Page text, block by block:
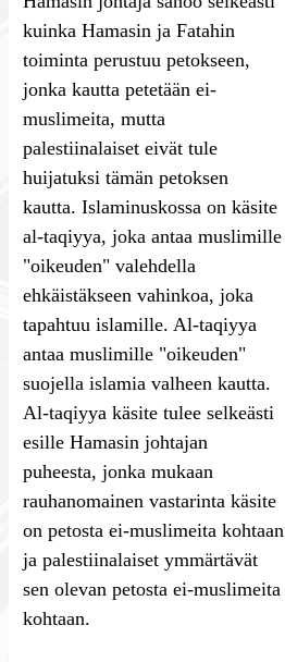
kuinka Hamasin ja Fatahin
toiminta perustuu petokseen,
jonka kautta petetään ei-
muslimeita, mutta
palestiinalaiset eivät tule
huijatuksi tämän petoksen
kautta. Islaminuskossa on käsite
al-taqiyya, joka antaa muslimille
"oikeuden" valehdella
ehkäistäkseen vahinkoa, joka
tapahtuu islamille. Al-taqiyya
antaa muslimille "oikeuden"
suojella islamia valheen kautta.
Al-taqiyya käsite tulee selkeästi
esille Hamasin johtajan
puheesta, jonka mukaan
rauhanomainen vastarinta käsite
on petosta ei-muslimeita kohtaan
ja palestiinalaiset ymmärtävät
sen olevan petosta ei-muslimeita
kohtaan.